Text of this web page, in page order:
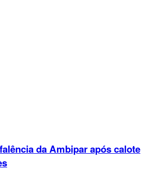
da Ambipar após calote